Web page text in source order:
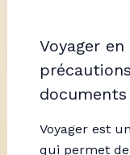
Voyager
Voyager est
qui permet